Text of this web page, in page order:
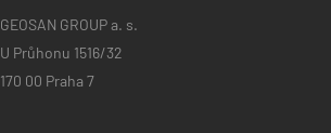
GEOSAN GROUP a. s.
U Průhonu 1516/32
170 00 Praha 7